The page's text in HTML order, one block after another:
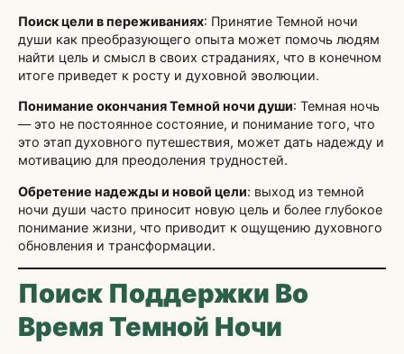
Поиск цели в переживаниях: Принятие Темной ночи
души как преобразующего опыта может помочь людям
найти цель и смысл в своих страданиях, что в конечном
итоге приведет к росту и духовной эволюции.
Понимание окончания Темной ночи души: Темная ночь
— это не постоянное состояние, и понимание того, что
это этап духовного путешествия, может дать надежду и
мотивацию для преодоления трудностей.
Обретение надежды и новой цели: выход из темной
ночи души часто приносит новую цель и более глубокое
понимание жизни, что приводит к ощущению духовного
обновления и трансформации.
Поиск Поддержки Во
Время Темной Ночи